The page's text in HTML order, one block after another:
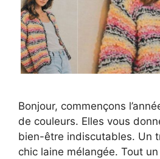
Bonjour, commençons
de couleurs. Elles vous
bien-être indiscutables. Un
chic laine mélangée. Tout